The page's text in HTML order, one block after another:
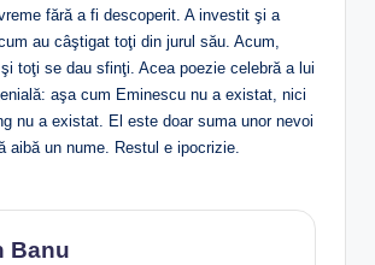
fără a fi descoperit. A investit şi a
au câştigat toţi din jurul său. Acum,
toţi se dau sfinţi. Acea poezie celebră a lui
aşa cum Eminescu nu a existat, nici
nu a existat. El este doar suma unor nevoi
aibă un nume. Restul e ipocrizie.
Banu